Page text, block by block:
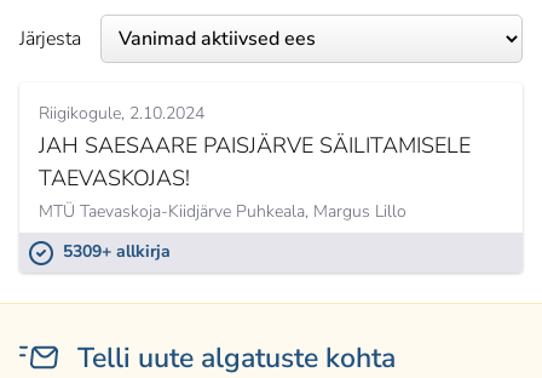
Järjesta
Riigikogule 2.10.2024
JAH SAESAARE PAISJÄRVE SÄILITAMISELE
TAEVASKOJAS!
MTÜ Taevaskoja-Kiidjärve Puhkeala, Margus Lillo
5309+ allkirja
Telli uute algatuste kohta